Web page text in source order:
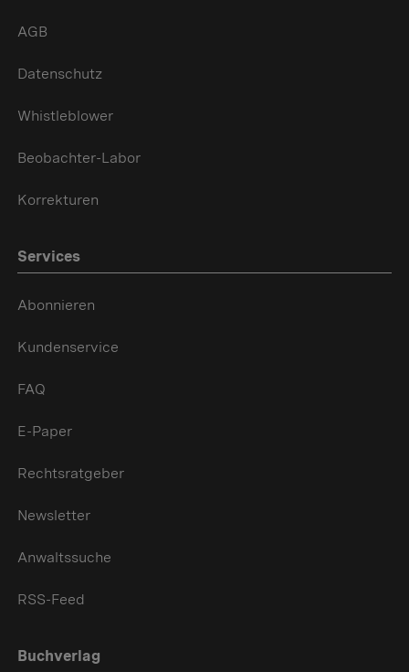
AGB
Datenschutz
Whistleblower
Beobachter-Labor
Korrekturen
Services
Abonnieren
Kundenservice
FAQ
E-Paper
Rechtsratgeber
Newsletter
Anwaltssuche
RSS-Feed
Buchverlag